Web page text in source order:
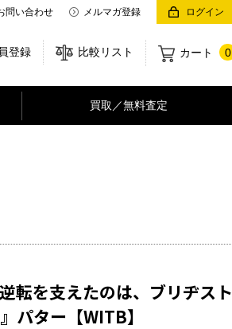
問い合わせ メルマガ登録 ログイン
カート 0
比較リスト
登録
買取／無料査定
転を支えたのは、ブリヂスト
パター【WITB】